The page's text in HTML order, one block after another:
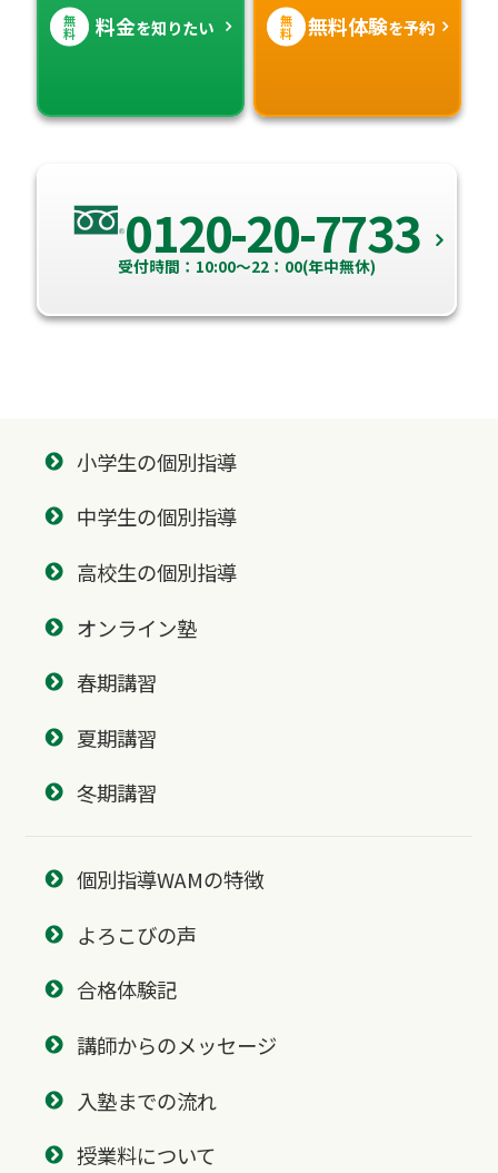
無
料 料金を知りたい 無
料 無料体験を予約
0120-20-7733
受付時間：10:00～22：00(年中無休)
小学生の個別指導
中学生の個別指導
高校生の個別指導
オンライン塾
春期講習
夏期講習
冬期講習
個別指導WAMの特徴
よろこびの声
合格体験記
講師からのメッセージ
入塾までの流れ
授業料について